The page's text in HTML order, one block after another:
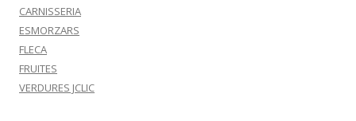
CARNISSERIA
ESMORZARS
FLECA
FRUITES
VERDURES JCLIC